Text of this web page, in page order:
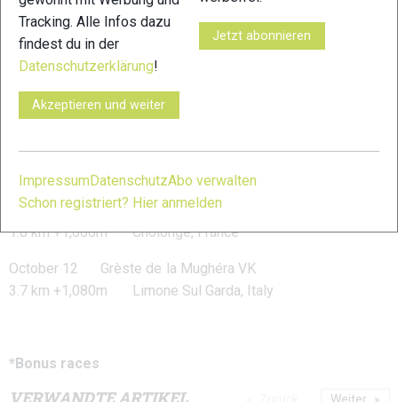
July 29 Red Bull K3
9.7 km +3,036m Susa, Italy
August 4 Blåmann Vertical
2.7 km +1,044m Tromsø, orway
Sept 22 *Les KM de Chando
7.7 km +1,970m Chandolin, Switzerland
October 7 Verticale du Grand Serre
1.8 km +1,000m Cholonge, France
October 12 Grèste de la Mughéra VK
3.7 km +1,080m Limone Sul Garda, Italy
*Bonus races
VERWANDTE ARTIKEL
Tracking. Alle Infos dazu
findest du in der
Datenschutzerklärung!
Akzeptieren und weiter
Jetzt abonnieren
ImpressumDatenschutzAbo verwalten
Schon registriert? Hier anmelden